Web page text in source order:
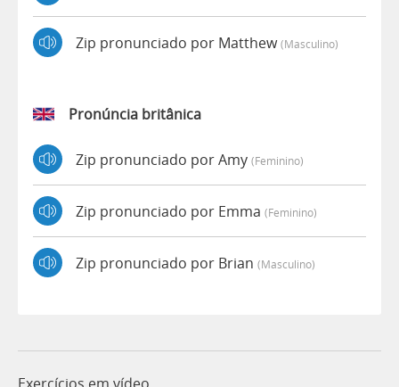
Zip pronunciado por Matthew(masculino)
Pronúncia britânica
Zip pronunciado por Amy (feminino)
Zip pronunciado por Emma (feminino)
Zip pronunciado por Brian (masculino)